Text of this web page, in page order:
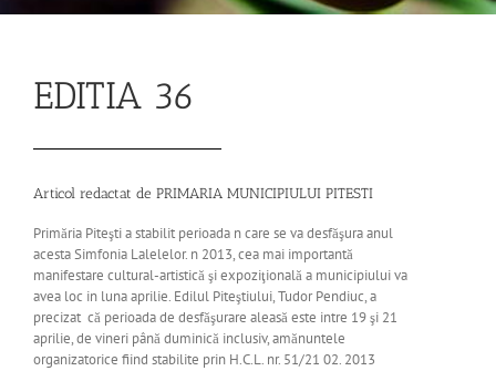
EDITIA 36
Articol redactat de PRIMARIA MUNICIPIULUI PITESTI
Primăria Piteşti a stabilit perioada n care se va desfăşura anul
acesta Simfonia Lalelelor. n 2013, cea mai importantă
manifestare cultural-artistică şi expoziţională a municipiului va
avea loc in luna aprilie. Edilul Piteştiului, Tudor Pendiuc, a
precizat că perioada de desfăşurare aleasă este intre 19 şi 21
aprilie, de vineri până duminică inclusiv, amănuntele
organizatorice fiind stabilite prin H.C.L. nr. 51/21 02. 2013